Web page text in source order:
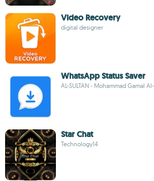
Video Recovery
digital designer
WhatsApp Status Saver
AL-SULTAN - Mohammad Gamal
Star Chat
Technology14